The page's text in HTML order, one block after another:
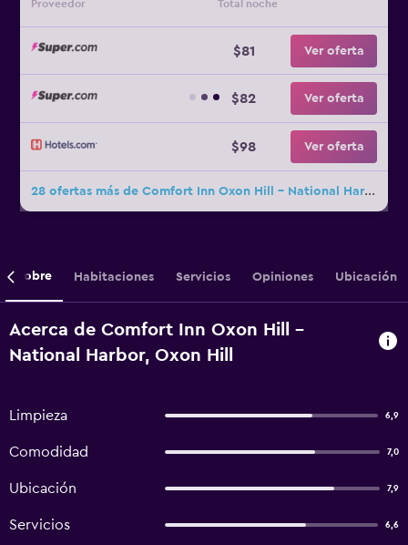
Proveedor Total noche
$81 Ver oferta
$82 Ver oferta
$98 Ver oferta
28 ofertas más de Comfort Inn Oxon Hill - National Harbor
Sobre Habitaciones Servicios Opiniones Ubicación
Acerca de Comfort Inn Oxon Hill -
National Harbor, Oxon Hill
Limpieza 6,9
Comodidad 7,0
Ubicación 7,9
Servicios 6,6